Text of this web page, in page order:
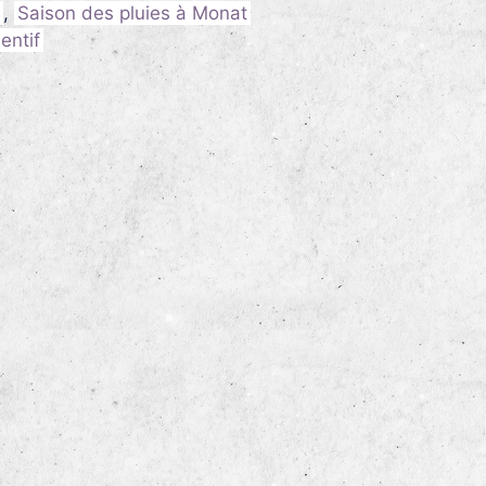
, Saison des pluies à Monat